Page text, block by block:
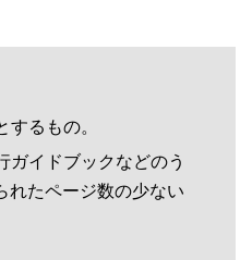
するもの。
ガイドブックなどのう
れたページ数の少ない